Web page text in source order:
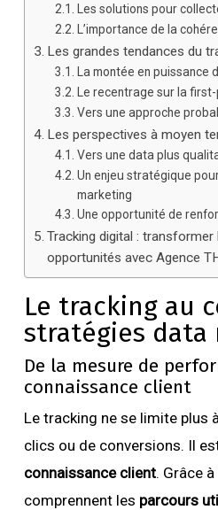
Les solutions pour
L’importance de la
Les grandes tendances du
La montée en
Le recentrage sur la
Vers une approche
Les perspectives à moyen
Vers une data plus
Un enjeu stratégique
marketing
Une opportunité de
Tracking digital :
opportunités avec Agence
Le tracking au
stratégies data
De la mesure de
connaissance client
Le tracking ne se limite plus
clics ou de conversions. Il
connaissance client. Grâce
comprennent les parcours